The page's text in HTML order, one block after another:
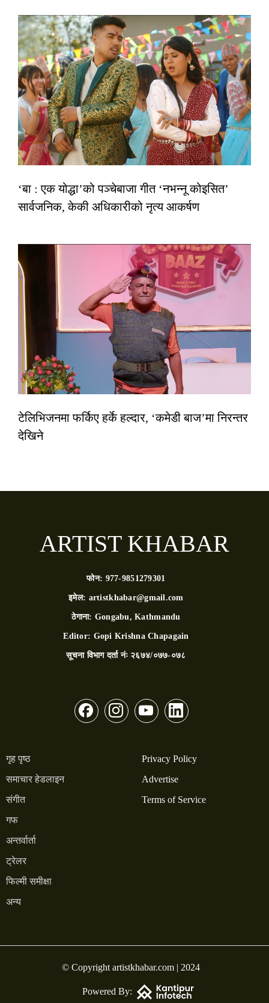
‘बा : एक योद्धा’को पञ्चेबाजा गीत ‘नभन्नू कोइसित’
सार्वजनिक, केकी अधिकारीको नृत्य आकर्षण
टेलिभिजनमा फर्किए हर्के हल्दार, ‘कमेडी बाज’मा निरन्तर
देखिने
ARTIST KHABAR
फोन: 977-9851279301
इमेल: artistkhabar@gmail.com
ठेगाना: Gongabu, Kathmandu
Editor: Gopi Krishna Chapagain
सूचना विभाग दर्ता नंः २६७४/०७७-०७८
गृह पृष्ठ
समाचार हेडलाइन
संगीत
गफ
अन्तर्वार्ता
ट्रेलर
फिल्मी समीक्षा
अन्य
Privacy Policy
Advertise
Terms of Service
© Copyright artistkhabar.com | 2024
Powered By: